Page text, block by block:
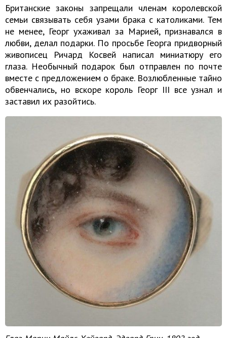
Британские законы запрещали членам королевской
семьи связывать себя узами брака с католиками. Тем
не менее, Георг ухаживал за Марией, признавался в
любви, делал подарки. По просьбе Георга придворный
живописец Ричард Косвей написал миниатюру его
глаза. Необычный подарок был отправлен по почте
вместе с предложением о браке. Возлюбленные тайно
обвенчались, но вскоре король Георг III все узнал и
заставил их разойтись.